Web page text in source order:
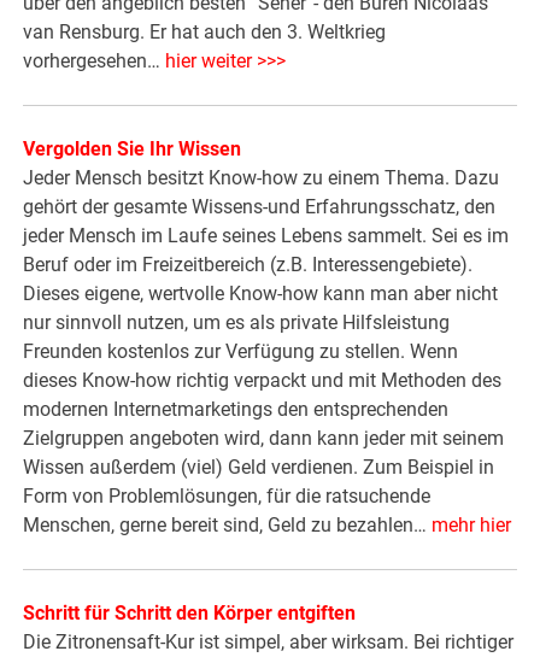
van Rensburg. Er hat auch den 3. Weltkrieg
vorhergesehen… hier weiter >>>
Vergolden Sie Ihr Wissen
Jeder Mensch besitzt Know-how zu einem Thema. Dazu
gehört der gesamte Wissens-und Erfahrungsschatz, den
jeder Mensch im Laufe seines Lebens sammelt. Sei es im
Beruf oder im Freizeitbereich (z.B. Interessengebiete).
Dieses eigene, wertvolle Know-how kann man aber nicht
nur sinnvoll nutzen, um es als private Hilfsleistung
Freunden kostenlos zur Verfügung zu stellen. Wenn
dieses Know-how richtig verpackt und mit Methoden des
modernen Internetmarketings den entsprechenden
Zielgruppen angeboten wird, dann kann jeder mit seinem
Wissen außerdem (viel) Geld verdienen. Zum Beispiel in
Form von Problemlösungen, für die ratsuchende
Menschen, gerne bereit sind, Geld zu bezahlen… mehr hier
Schritt für Schritt den Körper entgiften
Die Zitronensaft-Kur ist simpel, aber wirksam. Bei richtiger